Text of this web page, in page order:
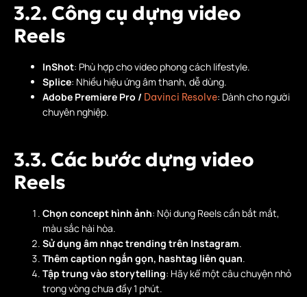
3.2. Công cụ dựng video
Reels
InShot: Phù hợp cho video phong cách lifestyle.
Splice: Nhiều hiệu ứng âm thanh, dễ dùng.
Adobe Premiere Pro / Davinci Resolve: Dành cho người
chuyên nghiệp.
3.3. Các bước dựng video
Reels
Chọn concept hình ảnh: Nội dung Reels cần bắt mắt,
màu sắc hài hòa.
Sử dụng âm nhạc trending trên Instagram.
Thêm caption ngắn gọn, hashtag liên quan.
Tập trung vào storytelling: Hãy kể một câu chuyện nhỏ
trong vòng chưa đầy 1 phút.